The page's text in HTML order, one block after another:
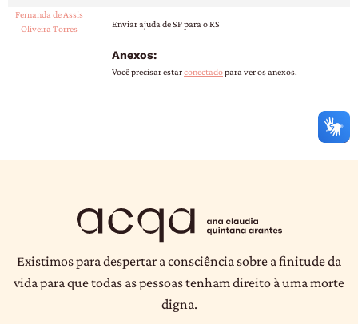
Fernanda de Assis
Oliveira Torres
Enviar ajuda de SP para o RS
Anexos:
Você precisar estarconectadopara ver os anexos.
Existimos para despertar a consciência sobre a finitude da
vida para que todas as pessoas tenham direito à uma morte
digna.